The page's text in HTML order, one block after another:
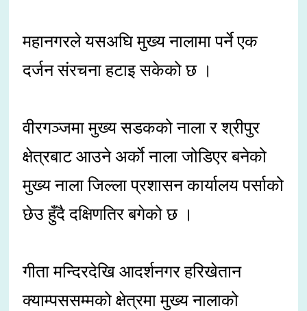
महानगरले यसअघि मुख्य नालामा पर्ने एक
दर्जन संरचना हटाइ सकेको छ ।
वीरगञ्जमा मुख्य सडकको नाला र श्रीपुर
क्षेत्रबाट आउने अर्काे नाला जोडिएर बनेको
मुख्य नाला जिल्ला प्रशासन कार्यालय पर्साको
छेउ हुँदै दक्षिणतिर बगेको छ ।
गीता मन्दिरदेखि आदर्शनगर हरिखेतान
क्याम्पससम्मको क्षेत्रमा मुख्य नालाको